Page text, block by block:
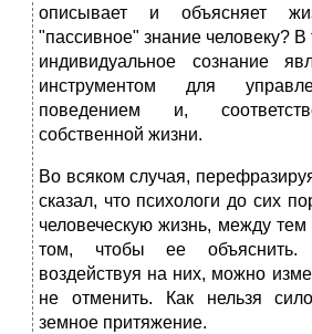
описывает и объясняет
"пассивное" знание человеку? В
индивидуальное сознание
инструментом для
поведением и,
собственной жизни.
Во всяком случая,
сказал, что психологи до сих
человеческую жизнь, между тем
том, чтобы ее
воздействуя на них, можно
не отменить. Как нельзя
земное притяжение.